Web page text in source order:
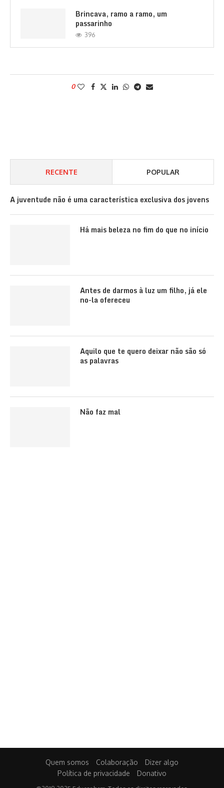
Brincava, ramo a ramo, um
passarinho
396
0
RECENTE POPULAR
A juventude não é uma característica exclusiva dos jovens
Há mais beleza no fim do que no início
Antes de darmos à luz um filho, já ele
no-la ofereceu
Aquilo que te quero deixar não são só
as palavras
Não faz mal
Quem somos Colaboração
Dizer algo
Política de privacidade
Donativo